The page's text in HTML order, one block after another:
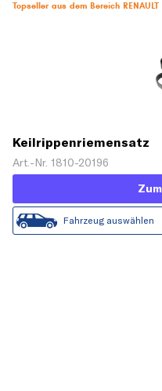
Topseller aus dem Bereich
Keilrippenriemensatz
Art.-Nr. 1810-20196
Fahrzeug auswählen